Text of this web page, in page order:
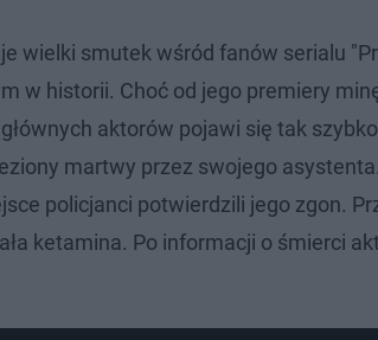
wielki smutek wśród fanów serialu
w historii. Choć od jego premiery
aktorów pojawi się tak
martwy przez swojego
policjanci potwierdzili jego zgon.
ketamina. Po informacji o śmierci